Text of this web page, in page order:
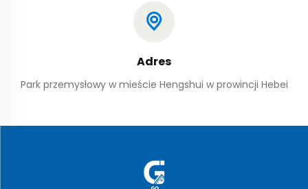
Adres
Park przemysłowy w mieście Hengshui w prowincji Hebei